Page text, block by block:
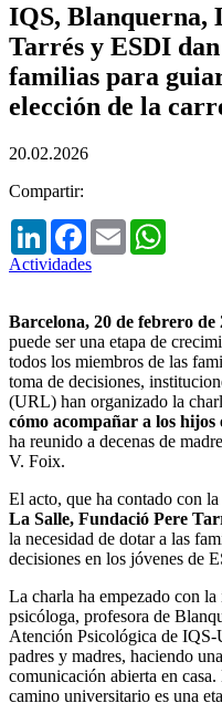
IQS, Blanquerna,
Tarrés y ESDI
familias para
elección de la
20.02.2026
Compartir:
LinkedInFacebook
Email
Actividades
Barcelona, 20 de febrero de
puede ser una etapa de
todos los miembros de las
toma de decisiones,
(URL) han organizado la
cómo acompañar a los hijos
ha reunido a decenas de
V. Foix.
El acto, que ha contado con
La Salle, Fundació Pere
la necesidad de dotar a las
decisiones en los jóvenes de
La charla ha empezado con
psicóloga, profesora de
Atención Psicológica de IQS-
padres y madres, haciendo
comunicación abierta en
camino universitario es una